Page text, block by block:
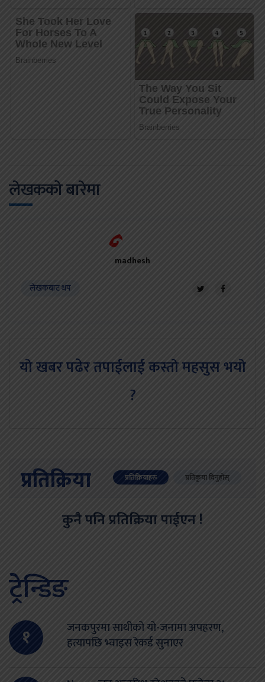
लेखकको बारेमा
madhesh
लेखकबाट थप
यो खबर पढेर तपाईलाई कस्तो महसुस भयो
?
प्रतिक्रिया प्रतिक्रियाहरु प्रतिकृया दिनुहोस्
कुनै पनि प्रतिक्रिया पाईएन !
ट्रेन्डिङ
१
जनकपुरमा साथीको यो-जनामा अपहरण,
हत्यापछि भ्वाइस रेकर्ड सुनाएर